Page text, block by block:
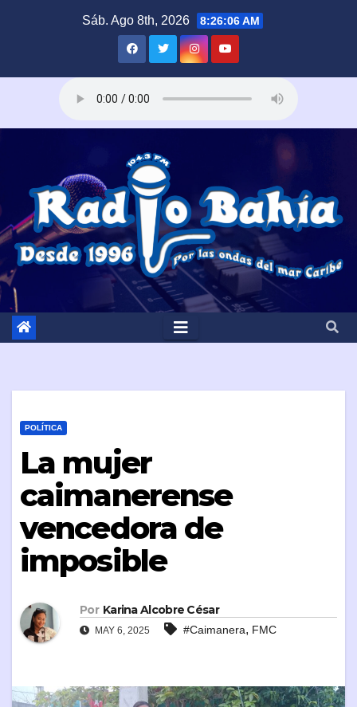
Sáb. Ago 8th, 2026 8:26:08 AM
POLÍTICA
La mujer
caimanerense
vencedora de
imposible
Por Karina Alcobre César
MAY 6, 2025 #Caimanera, FMC